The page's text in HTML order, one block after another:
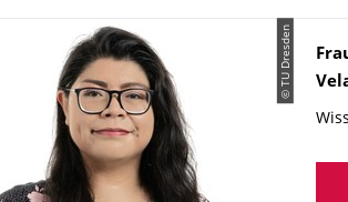
© TU Dresden